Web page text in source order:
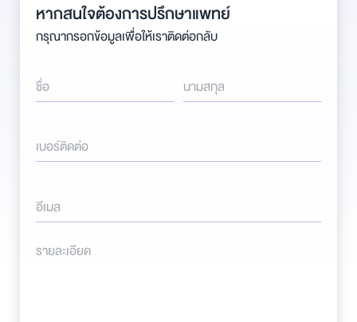
หากสนใจต้องการปรึกษาแพทย์
กรุณากรอกข้อมูลเพื่อให้เราติดต่อกลับ
ชื่อ นามสกุล
เบอร์ติดต่อ
อีเมล
รายละเอียด